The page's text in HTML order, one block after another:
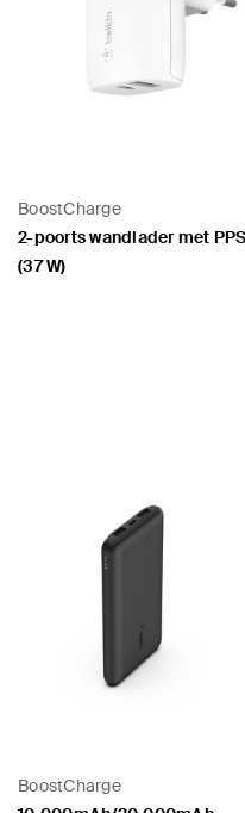
BoostCharge
2-poorts wandlader met PPS
(37 W)
BoostCharge